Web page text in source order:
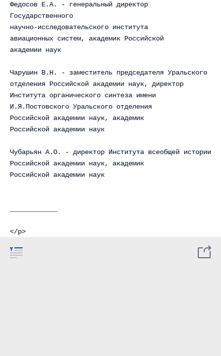
Федосов Е.А. - генеральный директор
Государственного
научно-исследовательского института
авиационных систем, академик Российской
академии наук
Чарушин В.Н. - заместитель председателя Уральского
отделения Российской академии наук, директор
Института органического синтеза имени
И.Я.Постовского Уральского отделения
Российской академии наук, академик
Российской академии наук
Чубарьян А.О. - директор Института всеобщей истории
Российской академии наук, академик
Российской академии наук
</p>